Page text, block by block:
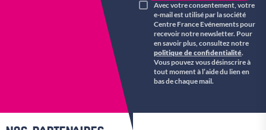
Avec votre consentement, votre
e-mail est utilisé par la société
Centre France Evénements pour
recevoir notre newsletter. Pour
en savoir plus, consultez notre
politique de confidentialité.
Vous pouvez vous désinscrire à
tout moment à l’aide du lien en
bas de chaque mail.